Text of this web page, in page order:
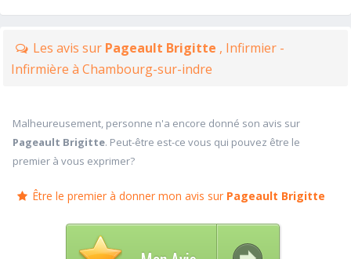
Les avis sur Pageault Brigitte , Infirmier -
Infirmière à Chambourg-sur-indre
Malheureusement, personne n'a encore donné son avis sur
Pageault Brigitte. Peut-être est-ce vous qui pouvez être le
premier à vous exprimer?
Être le premier à donner mon avis sur Pageault Brigitte